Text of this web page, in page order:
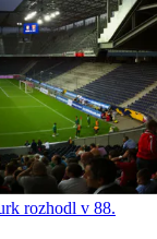
rozhodl v 88.